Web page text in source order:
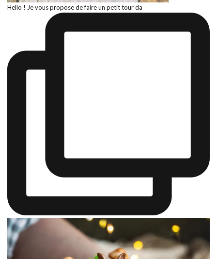
Hello ! Je vous propose de faire un petit tour da